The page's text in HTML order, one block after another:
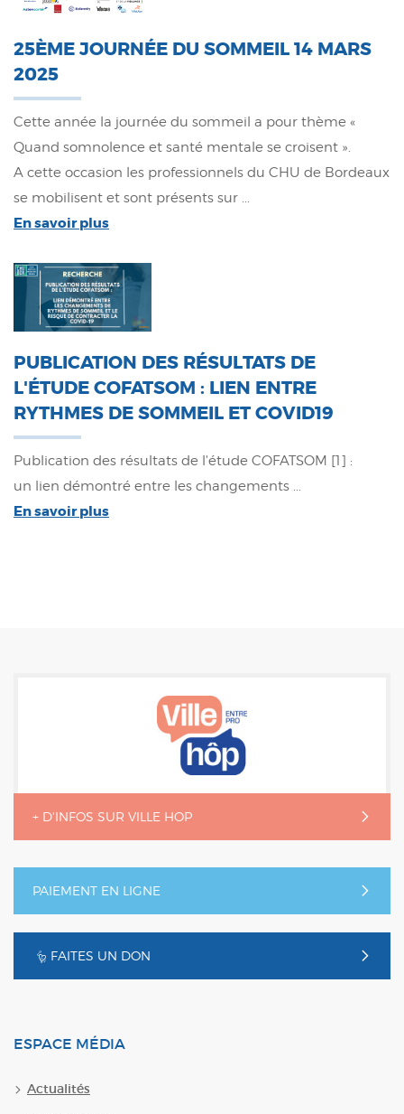
25ÈME JOURNÉE DU SOMMEIL 14 MARS
2025
Cette année la journée du sommeil a pour thème «
Quand somnolence et santé mentale se croisent ».
A cette occasion les professionnels du CHU de Bordeaux
se mobilisent et sont présents sur ...
En savoir plus
PUBLICATION DES RÉSULTATS DE
L'ÉTUDE COFATSOM : LIEN ENTRE
RYTHMES DE SOMMEIL ET COVID19
Publication des résultats de l'étude COFATSOM [1] :
un lien démontré entre les changements ...
En savoir plus
+ D'INFOS SUR VILLE HOP
PAIEMENT EN LIGNE
FAITES UN DON
ESPACE MÉDIA
Actualités